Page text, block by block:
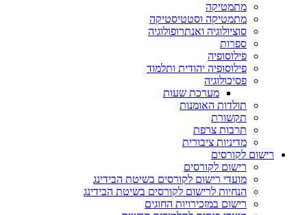
מתמטיקה
מתמטיקה וסטטיסטיקה
סוציולוגיה ואנתרופולוגיה
ספרות
פילוסופיה
פילוסופיה יהודית ותלמוד
פסיכולוגיה
מערכת שעות
תולדות האומנות
תקשורת
תרבות צרפת
מדיניות ציבורית
רישום לקורסים
רישום לקורסים
מועדי רישום לקורסים בשיטת הבידינג
הנחיות לרישום לקורסים בשיטת הבידינג
רישום במזכירויות החוגים